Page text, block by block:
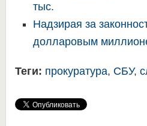
тыс.
Надзирая за
долларовым
Теги: прокуратура, СБУ,